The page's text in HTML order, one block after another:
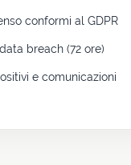
conformi al GDPR
breach (72 ore)
e comunicazioni